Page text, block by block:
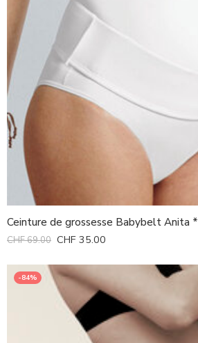
Ceinture de grossesse Babybelt Anita *
CHF69.00 CHF 35.00
-84%